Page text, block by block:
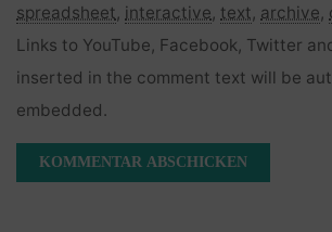
spreadsheet, interactive, text, archive,
Links to YouTube, Facebook, Twitter
inserted in the comment text will be
embedded.